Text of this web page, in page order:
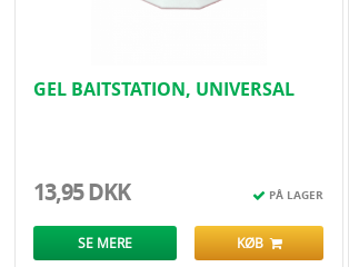
GEL BAITSTATION, UNIVERSAL
13,95 DKK PÅ LAGER
SE MERE KØB